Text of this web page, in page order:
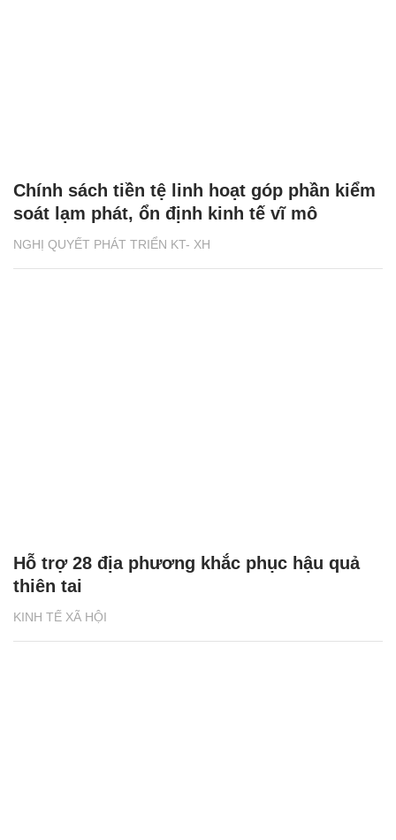
NGHỊ QUYẾT PHÁT TRIỂN KT- XH
Chính sách tiền tệ linh hoạt góp phần kiểm
soát lạm phát, ổn định kinh tế vĩ mô
KINH TẾ XÃ HỘI
Hỗ trợ 28 địa phương khắc phục hậu quả
thiên tai